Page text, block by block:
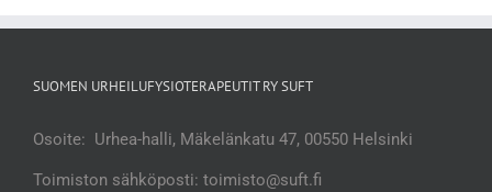
SUOMEN URHEILUFYSIOTERAPEUTIT RY SUFT
Osoite: Urhea-halli, Mäkelänkatu 47, 00550 Helsinki
Toimiston sähköposti: toimisto@suft.fi